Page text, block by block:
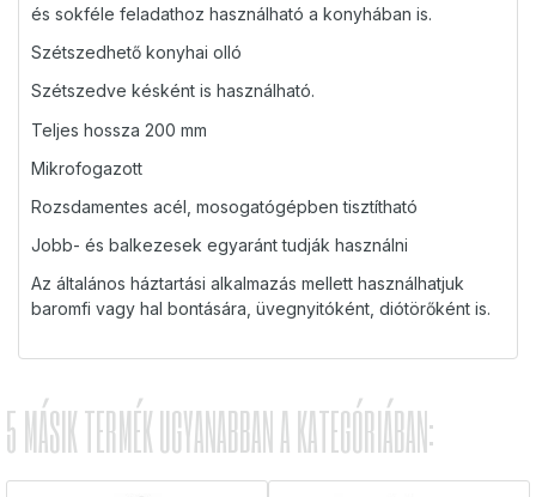
és sokféle feladathoz használható a konyhában is.
Szétszedhető konyhai olló
Szétszedve késként is használható.
Teljes hossza 200 mm
Mikrofogazott
Rozsdamentes acél, mosogatógépben tisztítható
Jobb- és balkezesek egyaránt tudják használni
Az általános háztartási alkalmazás mellett használhatjuk
baromfi vagy hal bontására, üvegnyitóként, diótörőként is.
5 MÁSIK TERMÉK UGYANABBAN A KATEGÓRIÁBAN: